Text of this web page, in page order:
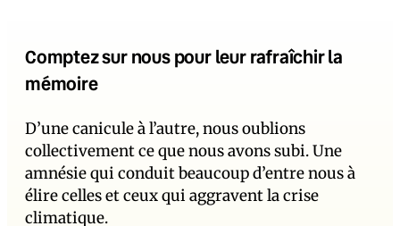
Comptez sur nous pour leur rafraîchir la
mémoire
D’une canicule à l’autre, nous oublions
collectivement ce que nous avons subi. Une
amnésie qui conduit beaucoup d’entre nous à
élire celles et ceux qui aggravent la crise
climatique.